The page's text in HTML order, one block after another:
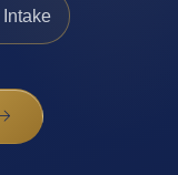
Intake